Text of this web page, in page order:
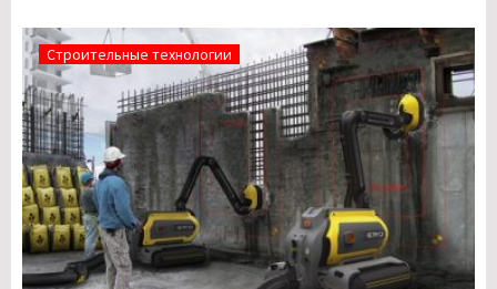
Строительные технологии